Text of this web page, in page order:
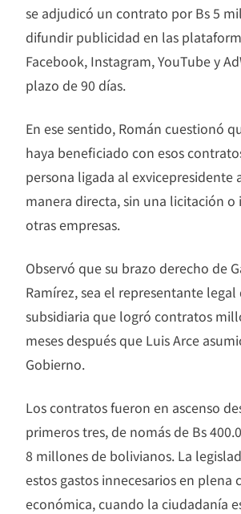
se adjudicó un contrato por Bs 5
difundir publicidad en las
Facebook, Instagram, YouTube y
plazo de 90 días.
En ese sentido, Román cuestionó
haya beneficiado con esos
persona ligada al exvicepresidente
manera directa, sin una licitación o
otras empresas.
Observó que su brazo derecho de
Ramírez, sea el representante legal
subsidiaria que logró contratos
meses después que Luis Arce
Gobierno.
Los contratos fueron en ascenso
primeros tres, de nomás de Bs
8 millones de bolivianos. La
estos gastos innecesarios en plena
económica, cuando la ciudadanía